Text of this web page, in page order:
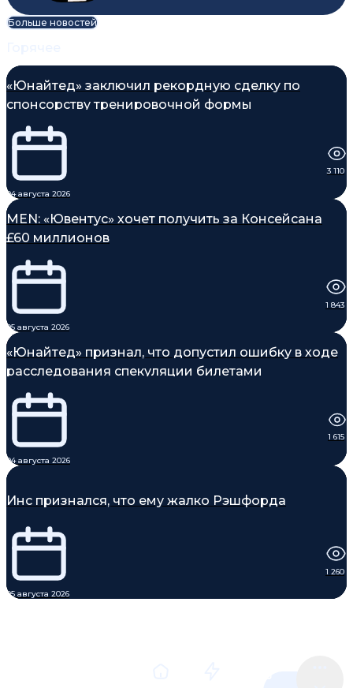
Больше новостей
«Юнайтед» заключил рекордную сделку по
спонсорству тренировочной формы
04 августа 2026
3 110
MEN: «Ювентус» хочет получить за Консейсана
£60 миллионов
05 августа 2026
1 843
«Юнайтед» признал, что допустил ошибку в ходе
расследования спекуляции билетами
04 августа 2026
1 615
Инс признался, что ему жалко Рэшфорда
05 августа 2026
1 260